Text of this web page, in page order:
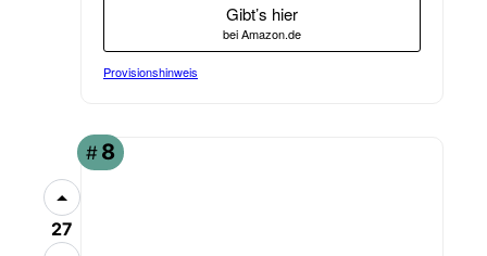
Gibt’s hier
bei Amazon.de
Provisionshinweis
# 8
27